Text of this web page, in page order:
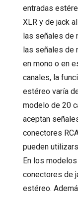
entradas
XLR y de jack
las señales de
las señales de
en mono o en
canales, la
estéreo varía
modelo de 20
aceptan
conectores
pueden
En los
conectores de
estéreo.